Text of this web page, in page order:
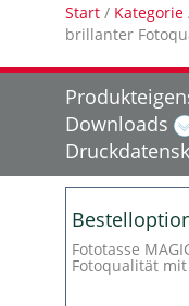
Start / Kategorie
brillanter
Downloads
Fototasse
Fotoqualität